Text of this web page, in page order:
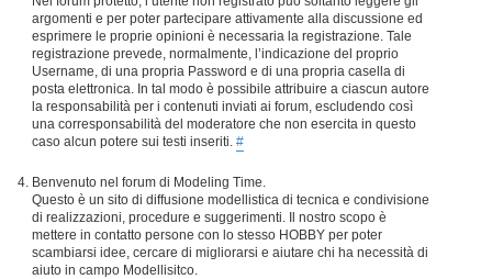
argomenti e per poter partecipare attivamente alla discussione ed
esprimere le proprie opinioni è necessaria la registrazione. Tale
registrazione prevede, normalmente, l’indicazione del proprio
Username, di una propria Password e di una propria casella di
posta elettronica. In tal modo è possibile attribuire a ciascun autore
la responsabilità per i contenuti inviati ai forum, escludendo così
una corresponsabilità del moderatore che non esercita in questo
caso alcun potere sui testi inseriti. #
Benvenuto nel forum di Modeling Time.
Questo è un sito di diffusione modellistica di tecnica e condivisione
di realizzazioni, procedure e suggerimenti. Il nostro scopo è
mettere in contatto persone con lo stesso HOBBY per poter
scambiarsi idee, cercare di migliorarsi e aiutare chi ha necessità di
aiuto in campo Modellisitco.